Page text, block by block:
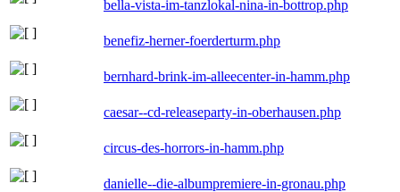
bella-vista-im-tanzlokal-nina-in-bottrop.php
benefiz-herner-foerderturm.php
bernhard-brink-im-alleecenter-in-hamm.php
caesar--cd-releaseparty-in-oberhausen.php
circus-des-horrors-in-hamm.php
danielle--die-albumpremiere-in-gronau.php